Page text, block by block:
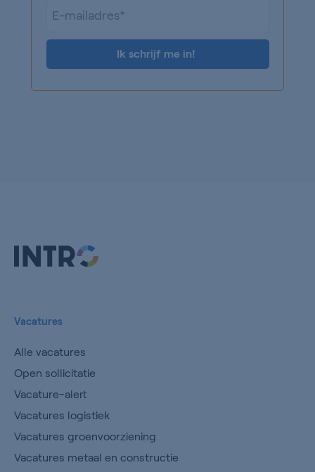
E-
mailadres*
Vacatures
Alle vacatures
Open sollicitatie
Vacature-alert
Vacatures logistiek
Vacatures groenvoorziening
Vacatures metaal en constructie